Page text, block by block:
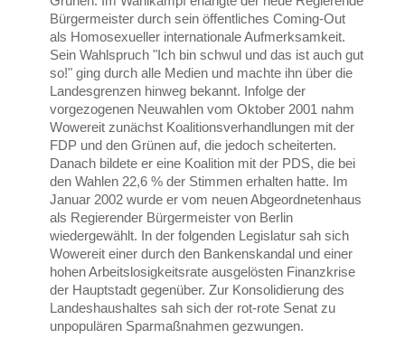
Bürgermeister durch sein öffentliches Coming-Out
als Homosexueller internationale Aufmerksamkeit.
Sein Wahlspruch "Ich bin schwul und das ist auch gut
so!" ging durch alle Medien und machte ihn über die
Landesgrenzen hinweg bekannt. Infolge der
vorgezogenen Neuwahlen vom Oktober 2001 nahm
Wowereit zunächst Koalitionsverhandlungen mit der
FDP und den Grünen auf, die jedoch scheiterten.
Danach bildete er eine Koalition mit der PDS, die bei
den Wahlen 22,6 % der Stimmen erhalten hatte. Im
Januar 2002 wurde er vom neuen Abgeordnetenhaus
als Regierender Bürgermeister von Berlin
wiedergewählt. In der folgenden Legislatur sah sich
Wowereit einer durch den Bankenskandal und einer
hohen Arbeitslosigkeitsrate ausgelösten Finanzkrise
der Hauptstadt gegenüber. Zur Konsolidierung des
Landeshaushaltes sah sich der rot-rote Senat zu
unpopulären Sparmaßnahmen gezwungen.